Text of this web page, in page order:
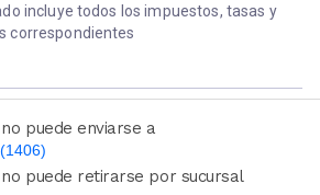
incluye todos los impuestos, tasas y
correspondientes
puede enviarse a
(sólo números)
puede retirarse por sucursal